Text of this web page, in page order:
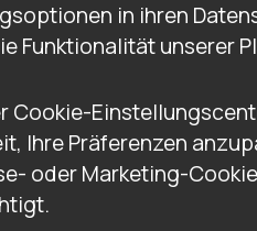
in ihren
Funktionalität unserer
Cookie-
Ihre Präferenzen
oder Marketing-